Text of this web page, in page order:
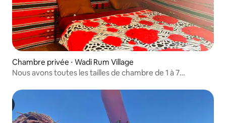
Chambre privée ⋅ Wadi Rum Village
Nous avons toutes les tailles de chambre de 1 à 7